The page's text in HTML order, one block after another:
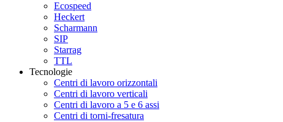
Ecospeed
Heckert
Scharmann
SIP
Starrag
TTL
Tecnologie
Centri di lavoro orizzontali
Centri di lavoro verticali
Centri di lavoro a 5 e 6 assi
Centri di torni-fresatura